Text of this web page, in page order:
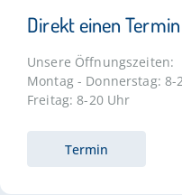
Direkt einen
Unsere Öffnungszeiten:
Montag - Donnerstag: 8-
Freitag: 8-20 Uhr
Termin